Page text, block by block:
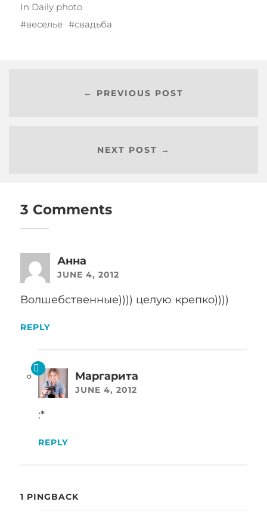
In Daily photo
веселье
свадьба
← PREVIOUS POST
NEXT POST →
3 Comments
Анна
JUNE 4, 2012
Волшебственные)))) целую крепко))))
REPLY
Маргарита
JUNE 4, 2012
:*
REPLY
1 PINGBACK